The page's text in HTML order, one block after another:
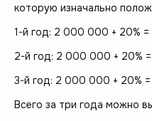
которую изначально
1-й год: 2 000 000 + 20%
2-й год: 2 000 000 + 20%
3-й год: 2 000 000 + 20%
Всего за три года можно